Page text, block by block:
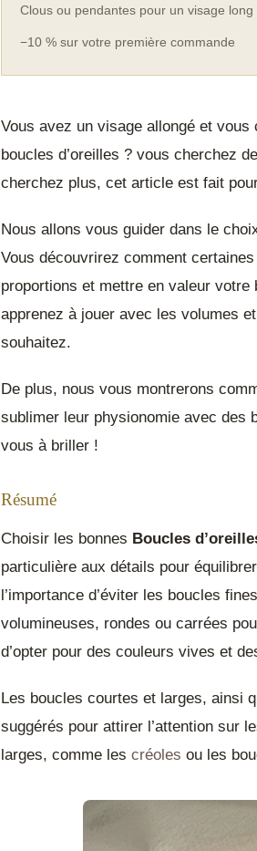
Clous ou pendantes pour un visage long
−10 % sur votre première commande
Vous avez un visage allongé et
boucles d’oreilles ? vous cherchez
cherchez plus, cet article est fait
Nous allons vous guider dans le
Vous découvrirez comment
proportions et mettre en valeur
apprenez à jouer avec les volumes
souhaitez.
De plus, nous vous montrerons
sublimer leur physionomie avec des
vous à briller !
Résumé
Choisir les bonnes Boucles
particulière aux détails pour
l’importance d’éviter les boucles
volumineuses, rondes ou carrées
d’opter pour des couleurs vives et
Les boucles courtes et larges, ainsi
suggérés pour attirer l’attention sur
larges, comme les créoles ou les